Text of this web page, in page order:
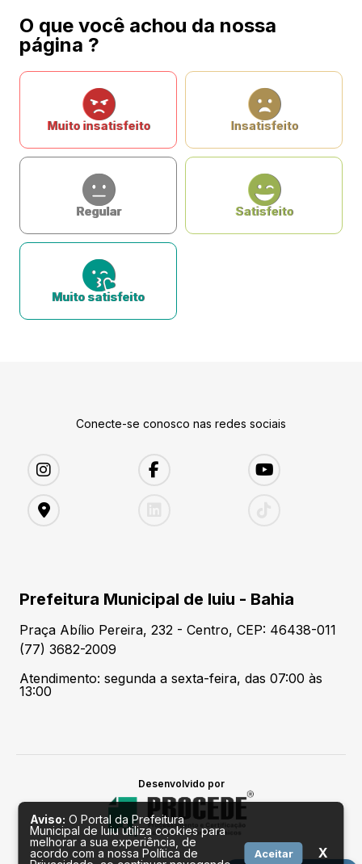
O que você achou da nossa
página ?
Muito insatisfeito Insatisfeito
Regular Satisfeito
Muito satisfeito
Conecte-se conosco nas redes sociais
Prefeitura Municipal de Iuiu - Bahia
Praça Abílio Pereira, 232 - Centro, CEP: 46438-011
(77) 3682-2009
Atendimento: segunda a sexta-feira, das 07:00 às
13:00
Desenvolvido por
Aviso: O Portal da Prefeitura
Municipal de Iuiu utiliza cookies para
melhorar a sua experiência, de
acordo com a nossa Política de
Aceitar X